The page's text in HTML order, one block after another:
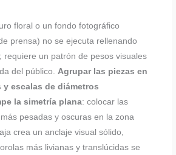
floral o un fondo fotográfico
prensa) no se ejecuta rellenando
requiere un patrón de pesos visuales
del público. Agrupar las piezas en
y escalas de diámetros
la simetría plana: colocar las
pesadas y oscuras en la zona
crea un anclaje visual sólido,
más livianas y translúcidas se